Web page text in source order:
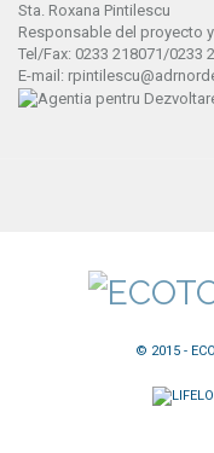
Sta. Roxana Pintilescu
Responsable del proyecto
Tel/Fax: 0233 218071/0233
E-mail:
© 2015 -